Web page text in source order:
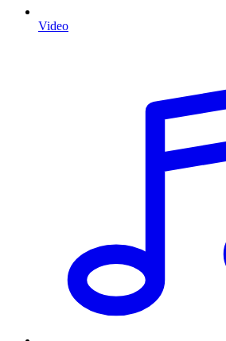
Video